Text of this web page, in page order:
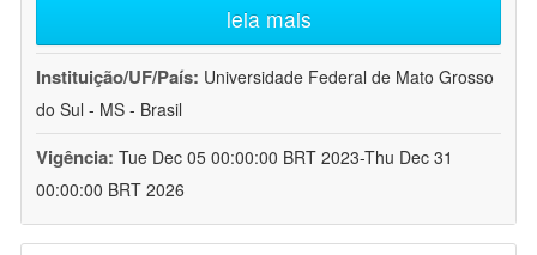
leia mais
Instituição/UF/País: Universidade Federal de Mato Grosso
do Sul - MS - Brasil
Vigência: Tue Dec 05 00:00:00 BRT 2023-Thu Dec 31
00:00:00 BRT 2026